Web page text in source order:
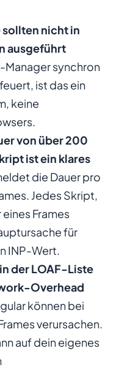
nicht in
ausgeführt
Manager synchron
ist das ein
keine
von über 200
ist ein klares
die Dauer pro
Jedes Skript,
Frames
für
INP-Wert.
der LOAF-Liste
Overhead
können bei
verursachen.
auf dein eigenes